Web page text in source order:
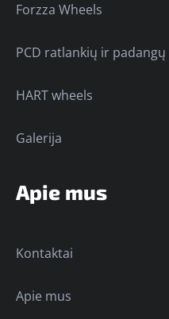
Forzza Wheels
PCD ratlankių ir
HART wheels
Galerija
Apie mus
Kontaktai
Apie mus